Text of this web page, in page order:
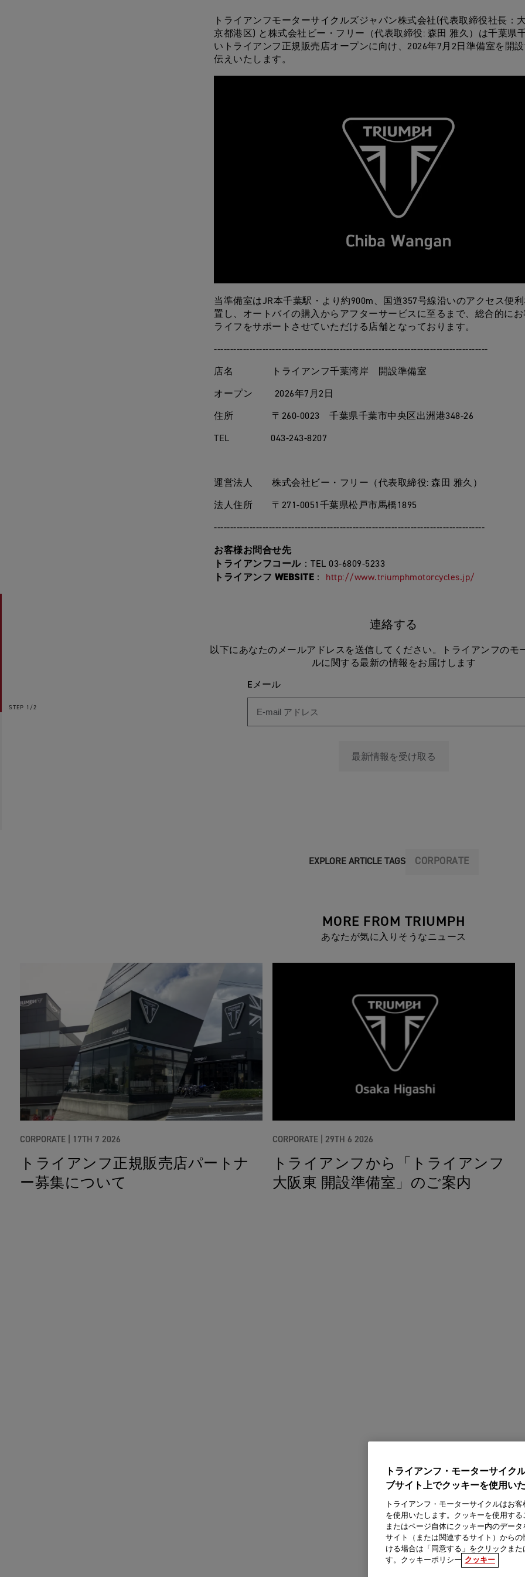
トライアンフモーターサイクルズジャパン株式会社(代表取締役社長：
京都港区) と株式会社ビー・フリー（代表取締役: 森田 雅久）は千葉県
いトライアンフ正規販売店オープンに向け、2026年7月2日準備室を開
伝えいたします。
当準備室はJR本千葉駅・より約900m、国道357号線沿いのアクセス便
置し、オートバイの購入からアフターサービスに至るまで、総合的にお
ライフをサポートさせていただける店舗となっております。
-------------------------------------------------------------------------------------
店名 トライアンフ千葉湾岸 開設準備室
オープン 2026年7月2日
住所 〒260-0023 千葉県千葉市中央区出洲港348-26
TEL 043-243-8207
運営法人 株式会社ビー・フリー（代表取締役: 森田 雅久）
法人住所 〒271-0051千葉県松戸市馬橋1895
------------------------------------------------------------------------------------
お客様お問合せ先
トライアンフコール：TEL 03-6809-5233
トライアンフ WEBSITE： http://www.triumphmotorcycles.jp/
STEP 1/2
連絡する
以下にあなたのメールアドレスを送信してください。トライアンフのモ
ルに関する最新の情報をお届けします
Eメール
最新情報を受け取る
EXPLORE ARTICLE TAGS CORPORATE
MORE FROM TRIUMPH
あなたが気に入りそうなニュース
CORPORATE | 17TH 7 2026
トライアンフ正規販売店パートナ
ー募集について
CORPORATE | 29TH 6 2026
トライアンフから「トライアンフ
大阪東 開設準備室」のご案内
トライアンフ・モーターサイク
ブサイト上でクッキーを使用いた
トライアンフ・モーターサイクルはお
を使用いたします。クッキーを使用す
またはページ自体にクッキー内のデー
サイト（または関連するサイト）から
ける場合は「同意する」をクリックま
す。クッキーポリシー クッキー